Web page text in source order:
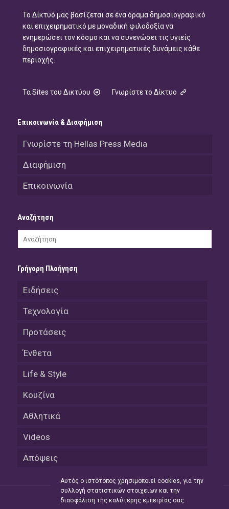
Το Δίκτυό μας βασίζεται σε ένα όραμα δημοσιογραφικό
και επιχειρηματικό με μοναδική φιλοδοξία να
ενημερώσει τον κόσμο και να συνενώσει τις υγιείς
δημοσιογραφικές και επιχειρηματικές δυνάμεις κάθε
περιοχής.
Τα Sites του Δικτύου Γνωρίστε το Δίκτυο
Επικοινωνία & Διαφήμιση
Γνωρίστε τη Hellas Press Media
Διαφήμιση
Επικοινωνία
Αναζήτηση
Γρήγορη Πλοήγηση
Ειδήσεις
Τεχνολογία
Προτάσεις
Ένθετα
Life & Style
Κουζίνα
Αθλητικά
Videos
Απόψεις
Αυτός ο ιστότοπος χρησιμοποιεί cookies, για την
συλλογή στατιστικών στοιχείων και την
διασφάλιση της καλύτερης εμπειρίας σας.